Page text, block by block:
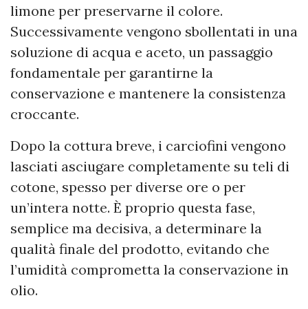
limone per preservarne il colore.
Successivamente vengono sbollentati in una
soluzione di acqua e aceto, un passaggio
fondamentale per garantirne la
conservazione e mantenere la consistenza
croccante.
Dopo la cottura breve, i carciofini vengono
lasciati asciugare completamente su teli di
cotone, spesso per diverse ore o per
un’intera notte. È proprio questa fase,
semplice ma decisiva, a determinare la
qualità finale del prodotto, evitando che
l’umidità comprometta la conservazione in
olio.